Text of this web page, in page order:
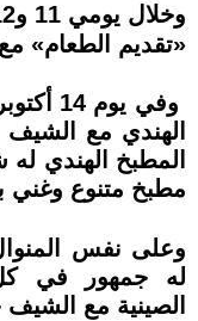
«تقديم الطعام»
وفي
الهندي مع الشيف
المطبخ الهندي
مطبخ متنوع وغني
وعلى نفس
له جمهور في
الصينية مع الشيف